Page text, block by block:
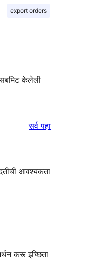
export orders
केलेली
सर्वपुनरावलोकने
पहा
आवश्यकता
करू इच्छिता